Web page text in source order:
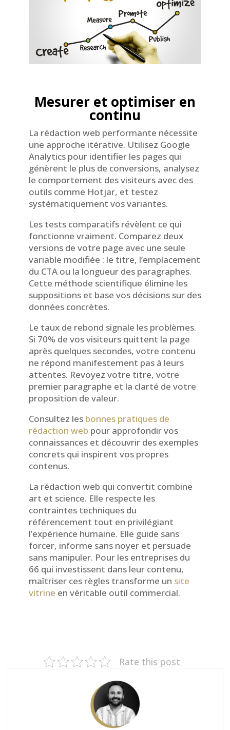
Mesurer et optimiser en
continu
La rédaction web performante nécessite
une approche itérative. Utilisez Google
Analytics pour identifier les pages qui
génèrent le plus de conversions, analysez
le comportement des visiteurs avec des
outils comme Hotjar, et testez
systématiquement vos variantes.
Les tests comparatifs révèlent ce qui
fonctionne vraiment. Comparez deux
versions de votre page avec une seule
variable modifiée : le titre, l’emplacement
du CTA ou la longueur des paragraphes.
Cette méthode scientifique élimine les
suppositions et base vos décisions sur des
données concrètes.
Le taux de rebond signale les problèmes.
Si 70% de vos visiteurs quittent la page
après quelques secondes, votre contenu
ne répond manifestement pas à leurs
attentes. Revoyez votre titre, votre
premier paragraphe et la clarté de votre
proposition de valeur.
Consultez les bonnes pratiques de
rédaction web pour approfondir vos
connaissances et découvrir des exemples
concrets qui inspirent vos propres
contenus.
La rédaction web qui convertit combine
art et science. Elle respecte les
contraintes techniques du
référencement tout en privilégiant
l’expérience humaine. Elle guide sans
forcer, informe sans noyer et persuade
sans manipuler. Pour les entreprises du
66 qui investissent dans leur contenu,
maîtriser ces règles transforme un site
vitrine en véritable outil commercial.
Rate this post